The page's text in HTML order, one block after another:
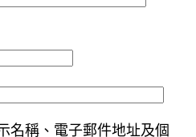
名稱、電子郵件地址及個